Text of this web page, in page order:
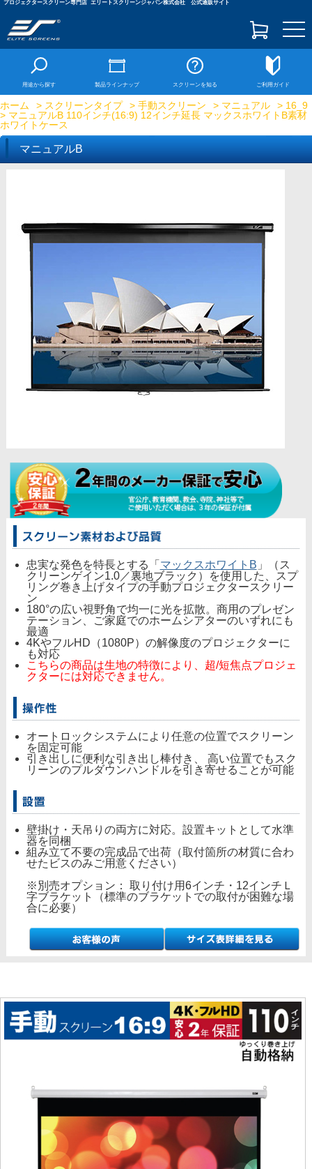
プロジェクタースクリーン専門店 エリートスクリーンジャパン株式会社 公式通販サイト
用途から探す 製品ラインナップ スクリーンを知る ご利用ガイド
ホーム > スクリーンタイプ > 手動スクリーン > マニュアル > 16_9
> マニュアルB 110インチ(16:9) 12インチ延長 マックスホワイトB素材
ホワイトケース
マニュアルB
忠実な発色を特長とする「 マックスホワイトB 」（ス
クリーンゲイン1.0／裏地ブラック）を使用した、スプ
リング巻き上げタイプの手動プロジェクタースクリー
ン
180°の広い視野角で均一に光を拡散。商用のプレゼン
テーション、ご家庭でのホームシアターのいずれにも
最適
4KやフルHD（1080P）の解像度のプロジェクターに
も対応
こちらの商品は生地の特徴により、超/短焦点プロジェ
クターには対応できません。
オートロックシステムにより任意の位置でスクリーン
を固定可能
引き出しに便利な引き出し棒付き、 高い位置でもスク
リーンのプルダウンハンドルを引き寄せることが可能
壁掛け・天吊りの両方に対応。設置キットとして水準
器を同梱
組み立て不要の完成品で出荷（取付箇所の材質に合わ
せたビスのみご用意ください）
※別売オプション： 取り付け用6インチ・12インチＬ
字ブラケット（標準のブラケットでの取付が困難な場
合に必要）